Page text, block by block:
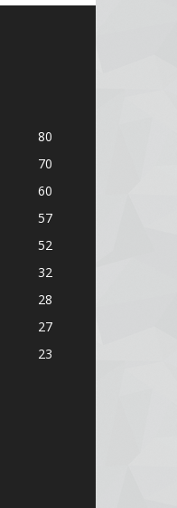
80
70
60
57
52
32
28
27
23